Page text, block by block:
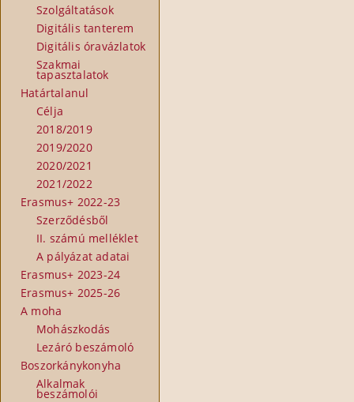
Szolgáltatások
Digitális tanterem
Digitális óravázlatok
Szakmai
tapasztalatok
Határtalanul
Célja
2018/2019
2019/2020
2020/2021
2021/2022
Erasmus+ 2022-23
Szerződésből
II. számú melléklet
A pályázat adatai
Erasmus+ 2023-24
Erasmus+ 2025-26
A moha
Mohászkodás
Lezáró beszámoló
Boszorkánykonyha
Alkalmak
beszámolói